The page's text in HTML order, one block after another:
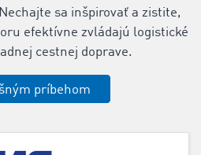
sa inšpirovať a zistite,
efektívne zvládajú logistické
cestnej doprave.
príbehom